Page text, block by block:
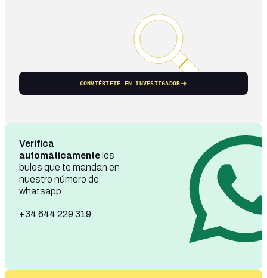
CONVIÉRTETE EN INVESTIGADOR
Verifica
automáticamente los
bulos que te mandan en
nuestro número de
whatsapp
+34 644 229 319